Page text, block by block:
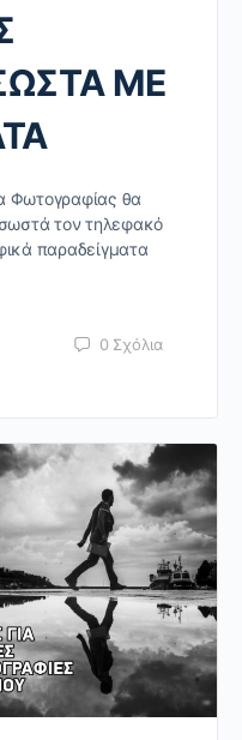
ΜΕ
Φωτογραφίας θα
τον τηλεφακό
παραδείγματα
0 Σχόλια